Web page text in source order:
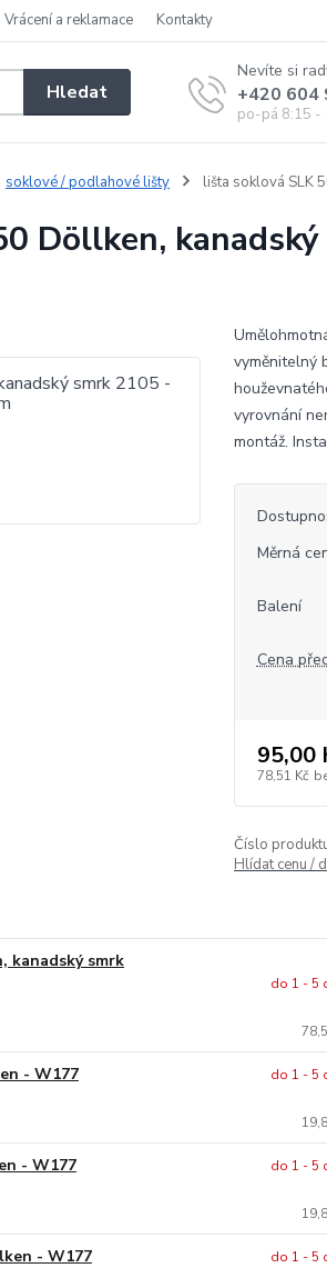
Vrácení a reklamace Kontakty
Hledat
Nevíte si
+420 604
po-pá 8:15 -
soklové / podlahové lišty lišta soklová SLK
Döllken,
vyměnitelný
vyrovnání
montáž.
Měrná
Balení
Cena
95,00
78,51 Kč
Číslo
Hlídat cenu /
kanadský smrk
do 1 - 5
- W177
do 1 - 5
- W177
do 1 - 5
- W177
do 1 - 5